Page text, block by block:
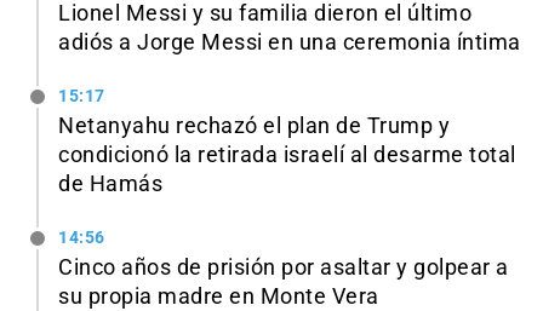
Lionel Messi y su familia dieron el último
adiós a Jorge Messi en una ceremonia íntima
15:17
Netanyahu rechazó el plan de Trump y
condicionó la retirada israelí al desarme total
de Hamás
14:56
Cinco años de prisión por asaltar y golpear a
su propia madre en Monte Vera